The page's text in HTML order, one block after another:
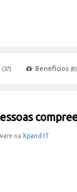
(37) Benefícios (8)
naXpand IT